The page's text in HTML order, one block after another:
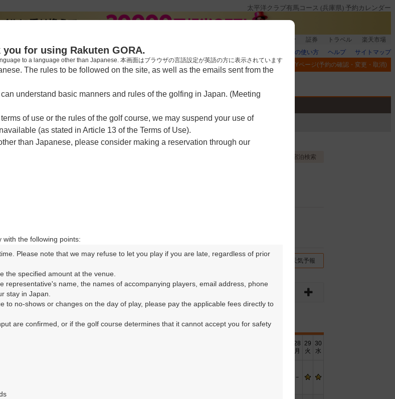
太平洋クラブ有馬コース (兵庫県) 予約カレンダー
証券 トラベル
楽天市場
楽天GORAの使い方
ヘルプ
サイトマップ
閲覧履歴
お気に入り MYページ(予約の確認・変更・取消)
宿泊検索
天気予報
を絞り込むことができます。
11月
28
月
29
火
30
水
－
you for using Rakuten GORA.
to a language other than Japanese. 本画面はブラウザの言語設定が英語の方に表示されています
The rules to be followed on the site, as well as the emails sent from the
understand basic manners and rules of the golfing in Japan. (Meeting
of use or the rules of the golf course, we may suspend your use of
(as stated in Article 13 of the Terms of Use).
than Japanese, please consider making a reservation through our
the following points:
Please note that we may refuse to let you play if you are late, regardless of prior
the specified amount at the venue.
representative's name, the names of accompanying players, email address, phone
stay in Japan.
to no-shows or changes on the day of play, please pay the applicable fees directly to
are confirmed, or if the golf course determines that it cannot accept you for safety